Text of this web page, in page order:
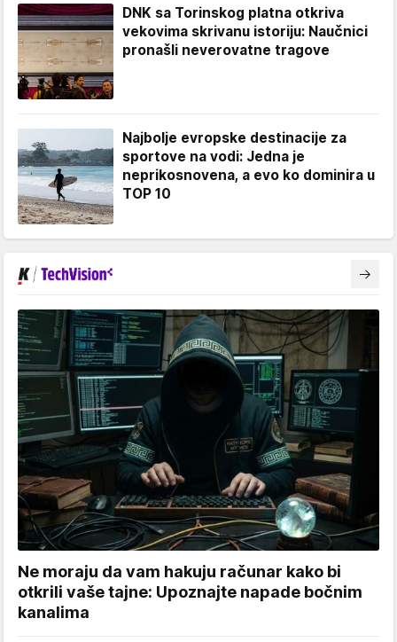
DNK sa Torinskog platna otkriva
vekovima skrivanu istoriju: Naučnici
pronašli neverovatne tragove
Najbolje evropske destinacije za
sportove na vodi: Jedna je
neprikosnovena, a evo ko dominira u
TOP 10
Ne moraju da vam hakuju računar kako bi
otkrili vaše tajne: Upoznajte napade bočnim
kanalima